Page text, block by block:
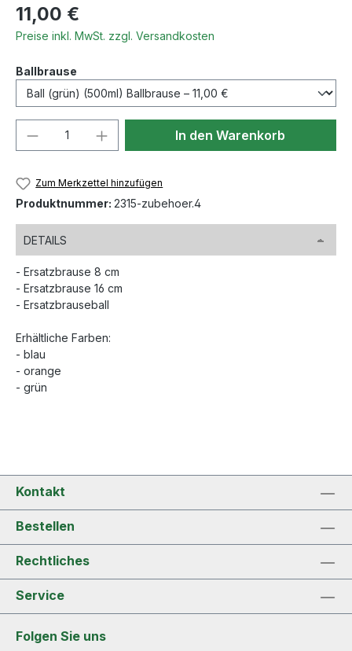
Regulärer Preis:
11,00 €
Preise inkl. MwSt. zzgl. Versandkosten
Ballbrause
Produkt Anzahl: Gib denIn den Warenkorb
Zum Merkzettel hinzufügen
Produktnummer: 2315-zubehoer.4
DETAILS
- Ersatzbrause 8 cm
- Ersatzbrause 16 cm
- Ersatzbrauseball
Erhältliche Farben:
- blau
- orange
- grün
Kontakt
Bestellen
Rechtliches
Service
Folgen Sie uns